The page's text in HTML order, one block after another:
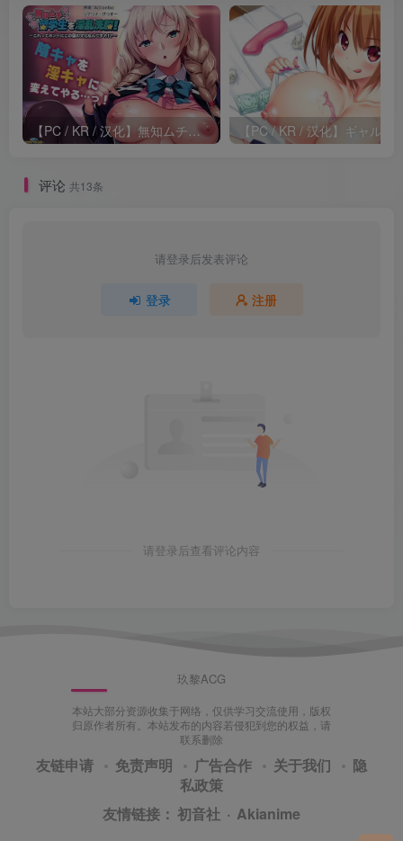
【PC / KR / 汉化】無知ムチ留学生を淫乱洗脳！ ～これってホントにこの国の文化なんですカ！？～ / 用鞭子洗脑无知留学生！～这难道就是这个国家的文化精髓吗？～
评论 共13条
请登录后发表评论
登录 注册
请登录后查看评论内容
玖黎ACG
本站大部分资源收集于网络，仅供学习交流使用，版权
归原作者所有。本站发布的内容若侵犯到您的权益，请
联系删除
友链申请 免责声明 广告合作 关于我们
隐
私政策
友情链接： 初音社 · Akianime